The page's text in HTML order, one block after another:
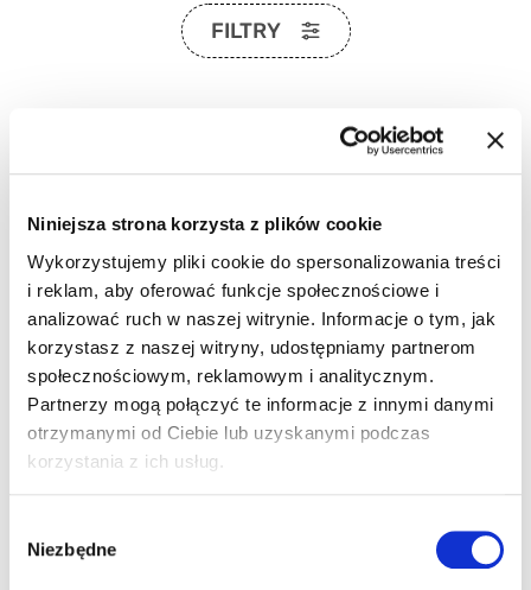
Niniejsza strona korzysta z plików cookie
Wykorzystujemy pliki cookie do spersonalizowania treści
i reklam, aby oferować funkcje społecznościowe i
analizować ruch w naszej witrynie. Informacje o tym, jak
korzystasz z naszej witryny, udostępniamy partnerom
społecznościowym, reklamowym i analitycznym.
Partnerzy mogą połączyć te informacje z innymi danymi
otrzymanymi od Ciebie lub uzyskanymi podczas
korzystania z ich usług.
zgody
Niezbędne
FILTRY
BAZA PANNA 50
85208
BAZA PANNA MILK 50
92208
Robimy wszystko żeby oferować jak najlepsze wsparcie.